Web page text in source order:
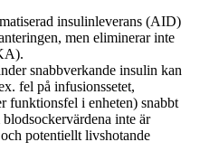
insulinleverans (AID)
men eliminerar inte
snabbverkande insulin kan
fel på infusionssetet,
funktionsfel i enheten) snabbt
inte är
potentiellt livshotande